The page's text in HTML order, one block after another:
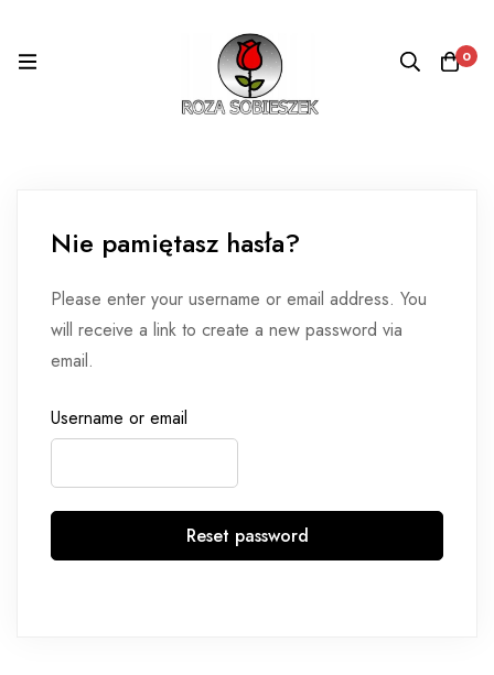
0
Nie pamiętasz hasła?
Please enter your username or email address. You
will receive a link to create a new password via
email.
Username or email
Reset password